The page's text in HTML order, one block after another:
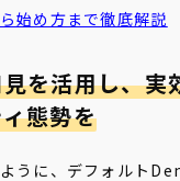
始め方まで徹底解説
を活用し、実
態勢を
うに、デフォルト